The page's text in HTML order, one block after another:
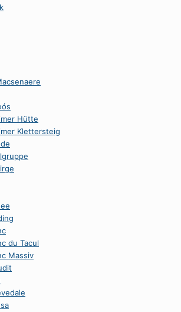
Hütte
Klettersteig
du Tacul
Massiv